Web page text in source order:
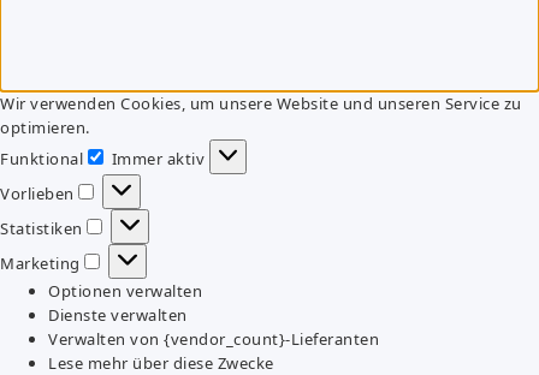
Wir verwenden Cookies, um unsere Website und unseren Service zu
optimieren.
Funktional
Funktional
Immer aktiv
Vorlieben
Vorlieben
Statistiken
Statistiken
Marketing
Marketing
Optionen verwalten
Dienste verwalten
Verwalten von {vendor_count}-Lieferanten
Lese mehr über diese Zwecke